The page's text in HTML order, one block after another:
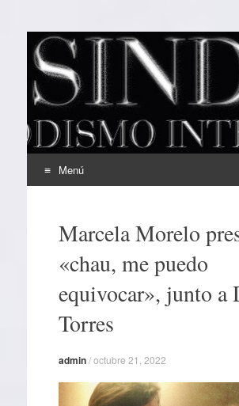
EL SINDICAL
Periodismo Inteligente
Menú
contenidoMarcela Morelo
«chau, me puedo
equivocar», junto a
Torres
admin/octubre 21, 2022